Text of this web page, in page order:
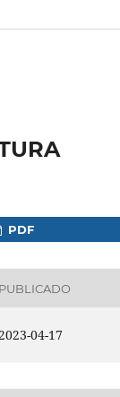
PDF
PUBLICADO
2023-04-17